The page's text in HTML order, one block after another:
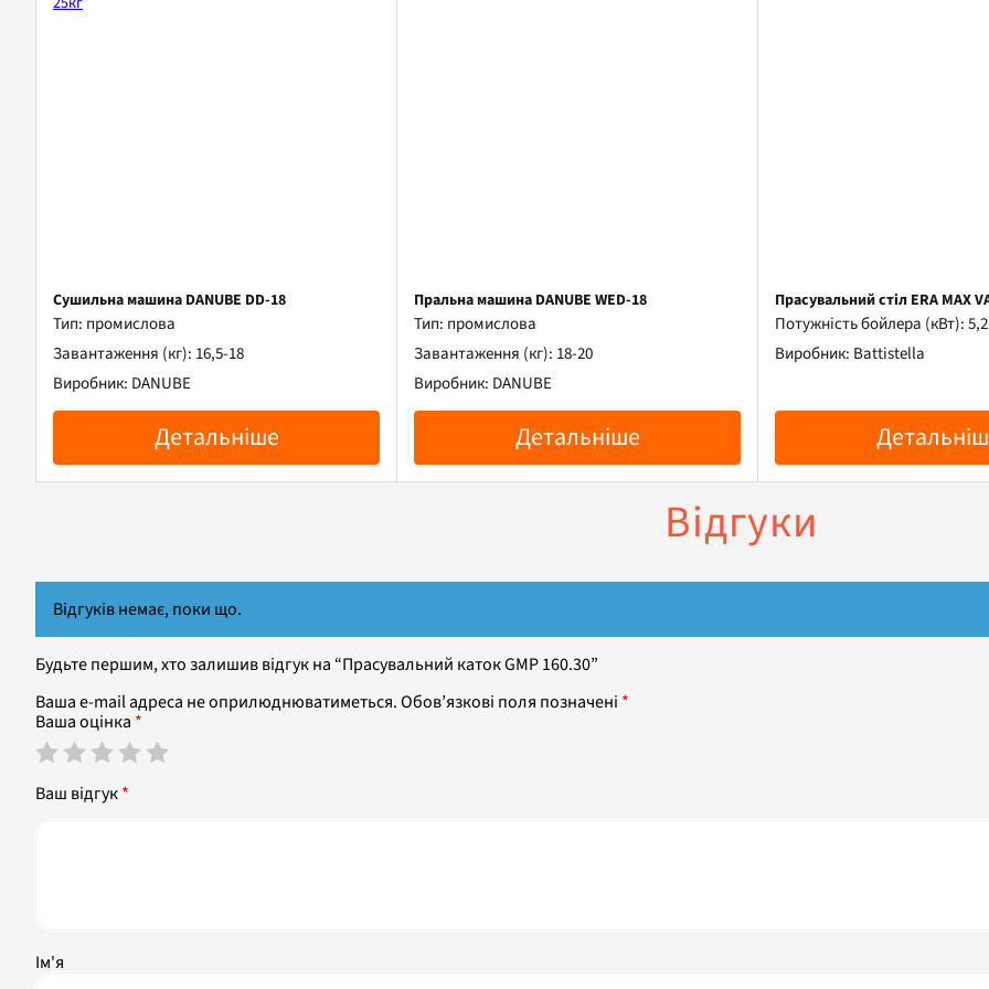
Сушильна машина DANUBE DD-18
Тип: промислова
Завантаження (кг): 16,5-18
Виробник: DANUBE
Детальніше
Пральна машина DANUBE WED-18
Тип: промислова
Завантаження (кг): 18-20
Виробник: DANUBE
Детальніше
Прасувальний стіл ERA MAX
Потужність бойлера (кВт): 5,2
Виробник: Battistella
Відгуки
Відгуків немає, поки що.
Будьте першим, хто залишив відгук на “Прасувальний каток GMP 160.30”
Ваша e-mail адреса не оприлюднюватиметься.Обов’язкові поля позначені *
Ваша оцінка *
Ваш відгук*
Ім'я